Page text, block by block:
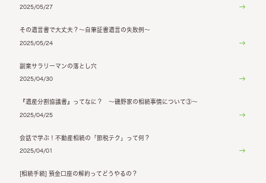
2025/05/27
その遺言書で大丈夫？～自筆証書遺言の失敗例～
2025/05/24
副業サラリーマンの落とし穴
2025/04/30
『遺産分割協議書』ってなに？ ～磯野家の相続事情について③～
2025/04/25
会話で学ぶ！不動産相続の「節税テク」って何？
2025/04/01
[相続手続] 預金口座の解約ってどうやるの？